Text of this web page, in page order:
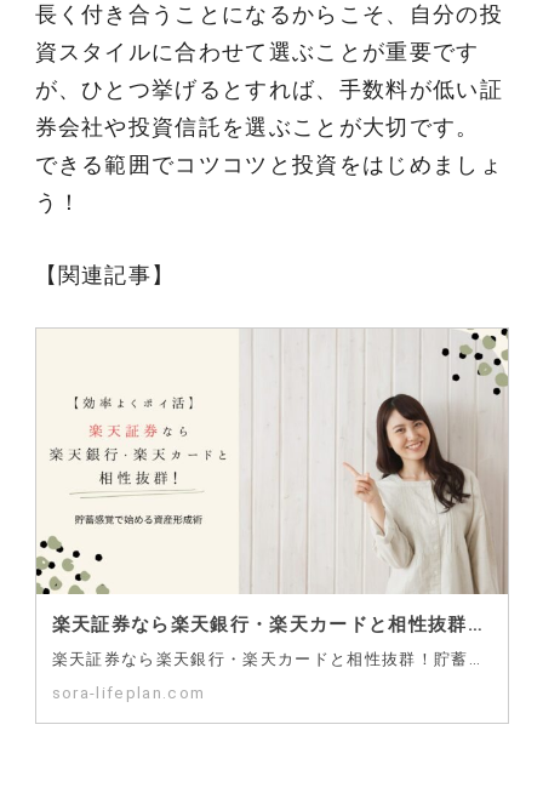
長く付き合うことになるからこそ、自分の投
資スタイルに合わせて選ぶことが重要です
が、ひとつ挙げるとすれば、手数料が低い証
券会社や投資信託を選ぶことが大切です。
できる範囲でコツコツと投資をはじめましょ
う！
【関連記事】
楽天証券なら楽天銀行・楽天カードと相性抜群！貯蓄感覚で始める資産形成術
sora-lifeplan.com